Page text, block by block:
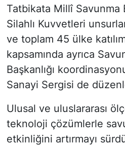
Tatbikata Millî Savunma
Silahlı Kuvvetleri
ve toplam 45 ülke
kapsamında ayrıca
Başkanlığı
Sanayi Sergisi de
Ulusal ve uluslararası
teknoloji çözümlerle
etkinliğini artırmayı